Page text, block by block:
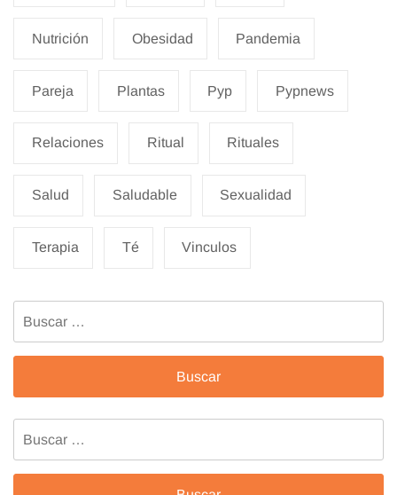
Nutrición Obesidad Pandemia
Pareja Plantas Pyp Pypnews
Relaciones Ritual Rituales
Salud Saludable Sexualidad
Terapia Té Vinculos